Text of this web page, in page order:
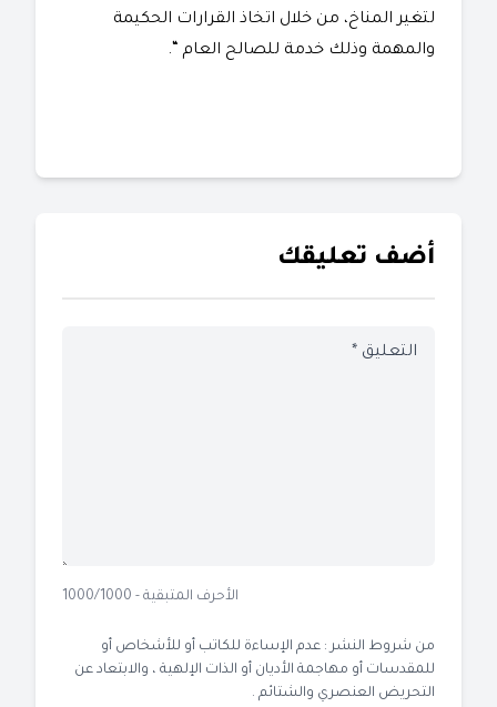
لتغير المناخ، من خلال اتخاذ القرارات الحكيمة
والمهمة وذلك خدمة للصالح العام “.
أضف تعليقك
الأحرف المتبقية - 1000/1000
من شروط النشر : عدم الإساءة للكاتب أو للأشخاص أو
للمقدسات أو مهاجمة الأديان أو الذات الإلهية ، والابتعاد عن
التحريض العنصري والشتائم .